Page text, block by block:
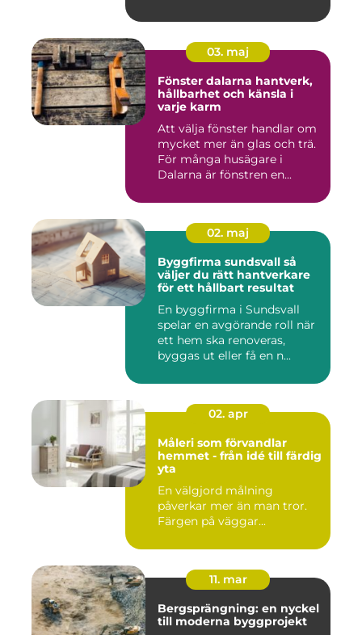
03. maj
Fönster dalarna hantverk,
hållbarhet och känsla i
varje karm
Att välja fönster handlar om
mycket mer än glas och trä.
För många husägare i
Dalarna är fönstren en...
02. maj
Byggfirma sundsvall så
väljer du rätt hantverkare
för ett hållbart resultat
En byggfirma i Sundsvall
spelar en avgörande roll när
ett hem ska renoveras,
byggas ut eller få en n...
02. apr
Måleri som förvandlar
hemmet - från idé till färdig
yta
En välgjord målning
påverkar mer än man tror.
Färgen på väggar...
11. mar
Bergsprängning: en nyckel
till moderna byggprojekt